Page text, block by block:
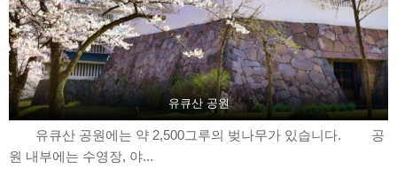
유큐산 공원
유큐산 공원에는 약 2,500그루의 벚나무가 있습니다. 공
원 내부에는 수영장, 야...